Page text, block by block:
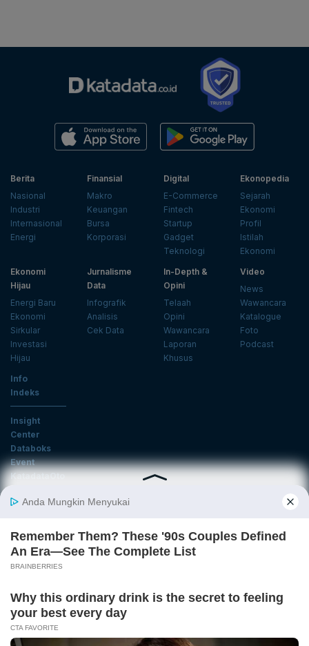
Berita
Nasional
Industri
Internasional
Energi
Finansial
Makro
Keuangan
Bursa
Korporasi
Digital
E-Commerce
Fintech
Startup
Gadget
Teknologi
Ekonopedia
Sejarah
Ekonomi
Profil
Istilah
Ekonomi
Ekonomi
Hijau
Energi Baru
Ekonomi
Sirkular
Investasi
Hijau
Jurnalisme
Data
Infografik
Analisis
Cek Data
In-Depth &
Opini
Telaah
Opini
Wawancara
Laporan
Khusus
Video
News
Wawancara
Katalogue
Foto
Podcast
Info
Indeks
Insight
Center
Databoks
Event
KatadataOto
Email
Daftar
Tentang Katadata
Disclaimer